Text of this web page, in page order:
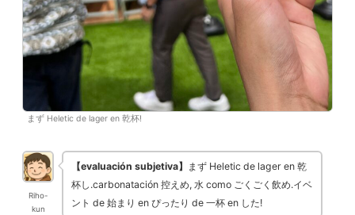
まず Heletic de lager en 乾杯!
Riho-
kun
【evaluación subjetiva】
まず Heletic de lager en 乾
杯し.carbonatación 控えめ, 水 como ごくごく飲め.イベ
ント de 始まり en ぴったり de 一杯 en した!